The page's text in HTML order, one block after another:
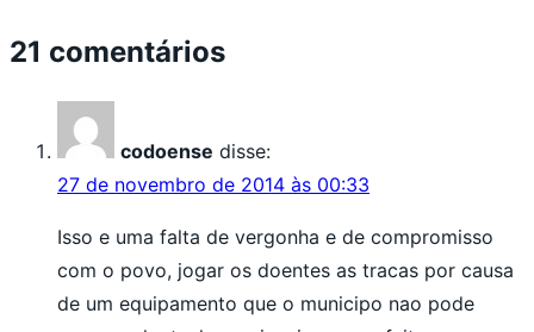
21 comentários
codoense disse:
27 de novembro de 2014 às 00:33
Isso e uma falta de vergonha e de compromisso
com o povo, jogar os doentes as tracas por causa
de um equipamento que o municipo nao pode